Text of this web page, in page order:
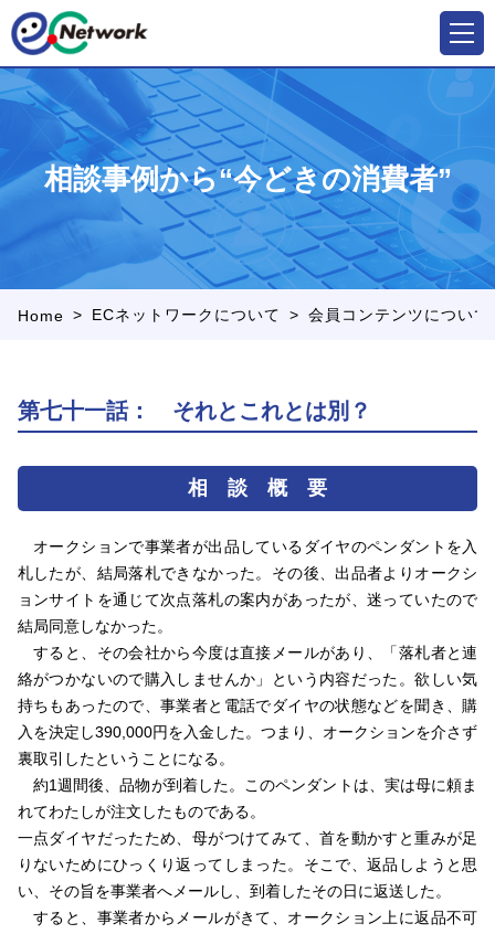
相談事例から“今どきの消費者”
Home > ECネットワークについて > 会員コンテンツについて
第七十一話： それとこれとは別？
相 談 概 要
オークションで事業者が出品しているダイヤのペンダントを入
札したが、結局落札できなかった。その後、出品者よりオークシ
ョンサイトを通じて次点落札の案内があったが、迷っていたので
結局同意しなかった。
すると、その会社から今度は直接メールがあり、「落札者と連
絡がつかないので購入しませんか」という内容だった。欲しい気
持ちもあったので、事業者と電話でダイヤの状態などを聞き、購
入を決定し390,000円を入金した。つまり、オークションを介さず
裏取引したということになる。
約1週間後、品物が到着した。このペンダントは、実は母に頼ま
れてわたしが注文したものである。
一点ダイヤだったため、母がつけてみて、首を動かすと重みが足
りないためにひっくり返ってしまった。そこで、返品しようと思
い、その旨を事業者へメールし、到着したその日に返送した。
すると、事業者からメールがきて、オークション上に返品不可